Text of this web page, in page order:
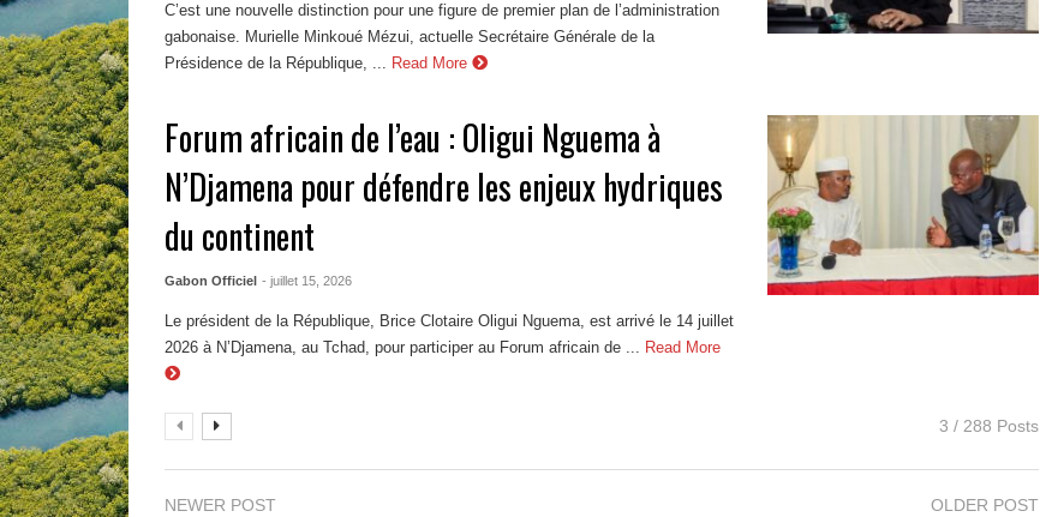
C’est une nouvelle distinction pour une figure de premier plan de l’administration
gabonaise. Murielle Minkoué Mézui, actuelle Secrétaire Générale de la
Présidence de la République, ... Read More
Forum africain de l’eau : Oligui Nguema à
N’Djamena pour défendre les enjeux hydriques
du continent
Gabon Officiel - juillet 15, 2026
Le président de la République, Brice Clotaire Oligui Nguema, est arrivé le 14 juillet
2026 à N’Djamena, au Tchad, pour participer au Forum africain de ... Read More
3 / 288 Posts
NEWER POST OLDER POST